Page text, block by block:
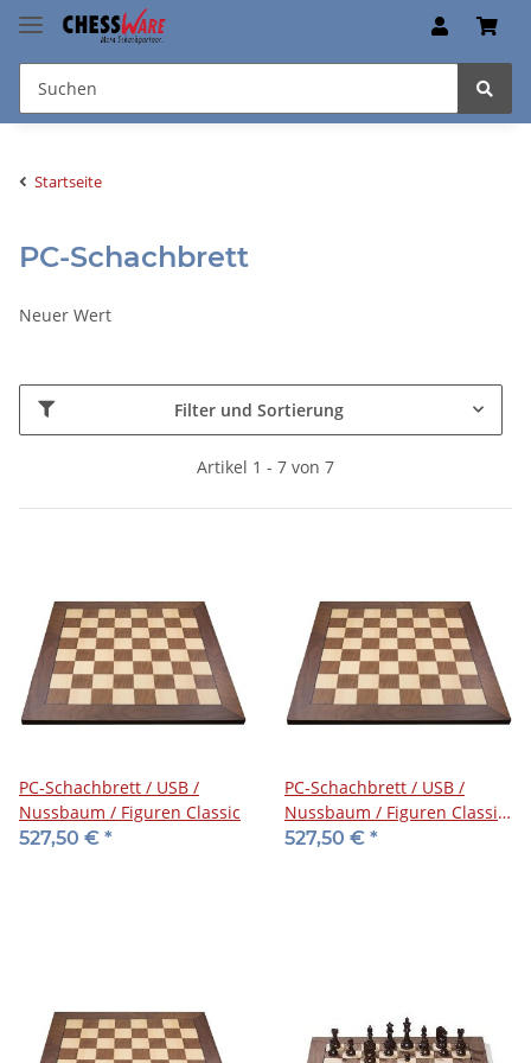
Startseite
PC-Schachbrett
Neuer Wert
Filter und Sortierung
Artikel 1 - 7 von 7
PC-Schachbrett / USB /
Nussbaum / Figuren Classic
527,50 € *
PC-Schachbrett / USB /
Nussbaum / Figuren Classic
/ Z+B
527,50 € *